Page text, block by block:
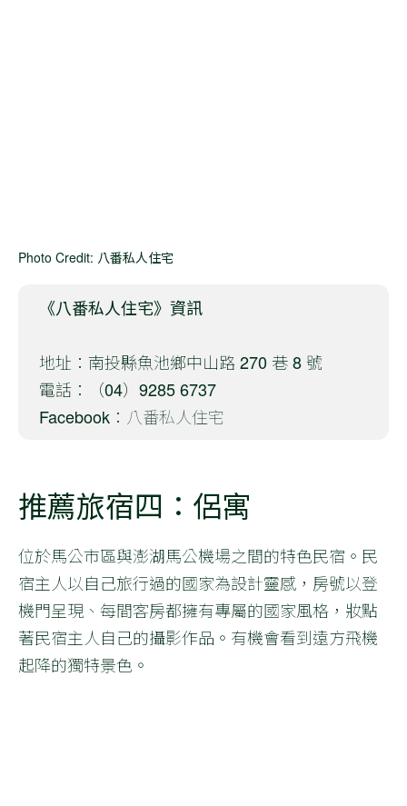
Photo Credit: 八番私人住宅
《八番私人住宅》資訊
地址：南投縣魚池鄉中山路 270 巷 8 號
電話：（04）9285 6737
Facebook： 八番私人住宅
推薦旅宿四：侶寓
位於馬公市區與澎湖馬公機場之間的特色民宿。民
宿主人以自己旅行過的國家為設計靈感，房號以登
機門呈現、每間客房都擁有專屬的國家風格，妝點
著民宿主人自己的攝影作品。有機會看到遠方飛機
起降的獨特景色。